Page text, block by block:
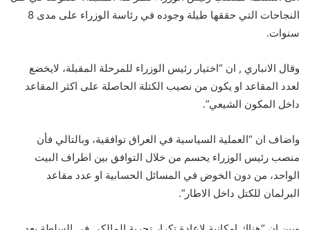
النجاحات التي حققها طيلة وجوده في رئاسة الوزراء على مدى 8
سنوات.
وقال الانباري , ان “اختيار رئيس الوزراء للمرحلة المقبلة، لايخضع
لعدد المقاعد او يكون من نصيب الكتلة الحاصلة على اكثر المقاعد
داخل المكون الشيعي”.
واضاف ان “العملية السياسية في العراق توافقية، وبالتالي فأن
منصب رئيس الوزراء يحسم من خلال التوافق بين اطراف البيت
الواحد، من دون الخوض في المسائل الحسابية او عدد مقاعد
البرلمان للكتل داخل الاطار”.